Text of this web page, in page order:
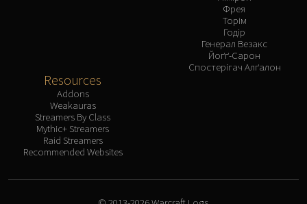
Фрея
Торім
Годір
Генерал Везакс
Йоґґ-Сарон
Спостерігач Алґалон
Resources
Addons
Weakauras
Streamers By Class
Mythic+ Streamers
Raid Streamers
Recommended Websites